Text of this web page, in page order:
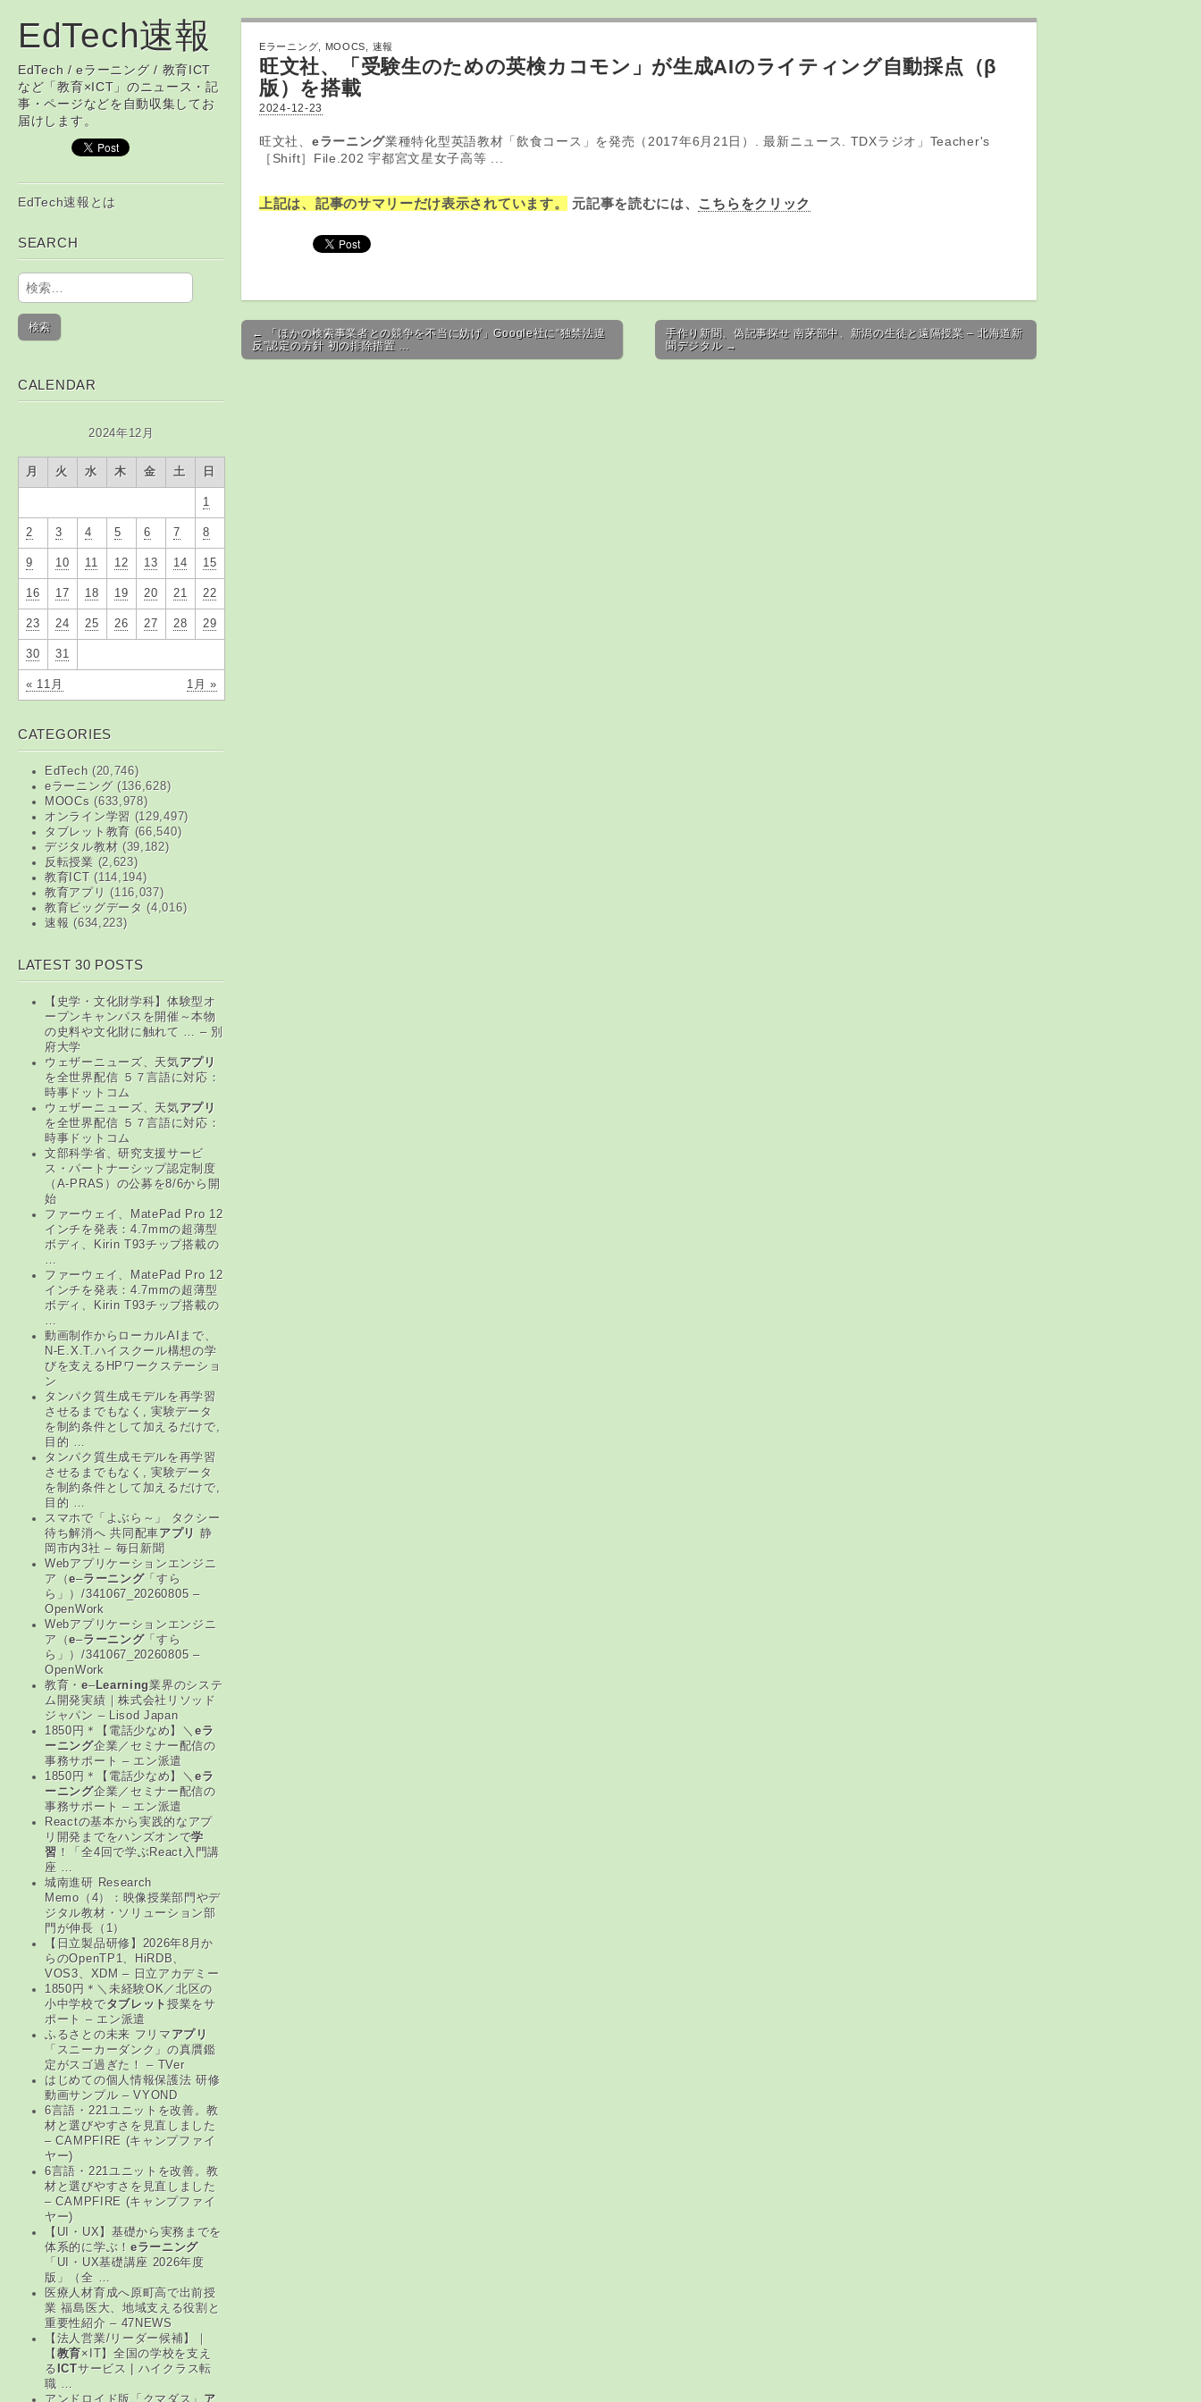
EdTech速報
EdTech / eラーニング / 教育ICT
など「教育×ICT」のニュース・記
事・ページなどを自動収集してお
届けします。
Skip to content
EdTech速報とは
SEARCH
検索:
CALENDAR
2024年12月
月 火 水 木 金 土 日
« 11月 1月 »
1
2 3 4 5 6 7 8
9 10 11 12 13 14 15
16 17 18 19 20 21 22
23 24 25 26 27 28 29
30 31
CATEGORIES
EdTech (20,746)
eラーニング(136,628)
MOOCs (633,978)
オンライン学習 (129,497)
タブレット教育 (66,540)
デジタル教材(39,182)
反転授業 (2,623)
教育ICT(114,194)
教育アプリ (116,037)
教育ビッグデータ (4,016)
速報 (634,223)
LATEST 30 POSTS
【史学・文化財学科】体験型オ
ープンキャンパスを開催～本物
の史料や文化財に触れて … – 別
府大学
ウェザーニューズ、天気アプリ
を全世界配信 ５７言語に対応：
時事ドットコム
ウェザーニューズ、天気アプリ
を全世界配信 ５７言語に対応：
時事ドットコム
文部科学省、研究支援サービ
ス・パートナーシップ認定制度
（A-PRAS）の公募を8/6から開
始
ファーウェイ、MatePad Pro 12
インチを発表：4.7mmの超薄型
ボディ、Kirin T93チップ搭載の
…
ファーウェイ、MatePad Pro 12
インチを発表：4.7mmの超薄型
ボディ、Kirin T93チップ搭載の
…
動画制作からローカルAIまで、
N-E.X.T.ハイスクール構想の学
びを支えるHPワークステーショ
ン
タンパク質生成モデルを再学習
させるまでもなく, 実験データ
を制約条件として加えるだけで,
目的 …
タンパク質生成モデルを再学習
させるまでもなく, 実験データ
を制約条件として加えるだけで,
目的 …
スマホで「よぶら～」 タクシー
待ち解消へ 共同配車アプリ 静
岡市内3社 – 毎日新聞
Webアプリケーションエンジニ
ア（e–ラーニング「すら
ら」）/341067_20260805 –
OpenWork
Webアプリケーションエンジニ
ア（e–ラーニング「すら
ら」）/341067_20260805 –
OpenWork
教育・e–Learning業界のシステ
ム開発実績｜株式会社リソッド
ジャパン – Lisod Japan
1850円＊【電話少なめ】＼ eラ
ーニング企業／セミナー配信の
事務サポート – エン派遣
1850円＊【電話少なめ】＼ eラ
ーニング企業／セミナー配信の
事務サポート – エン派遣
Reactの基本から実践的なアプ
リ開発までをハンズオンで学
習 ！「全4回で学ぶReact入門講
座 …
城南進研 Research
Memo（4）：映像授業部門やデ
ジタル教材・ソリューション部
門が伸長（1）
【日立製品研修】2026年8月か
らのOpenTP1、HiRDB、
VOS3、XDM – 日立アカデミー
1850円＊＼未経験OK／北区の
小中学校でタブレット 授業をサ
ポート – エン派遣
ふるさとの未来 フリマアプリ
「スニーカーダンク」の真贋鑑
定がスゴ過ぎた！ – TVer
はじめての個人情報保護法 研修
動画サンプル – VYOND
6言語・221ユニットを改善。教
材と選びやすさを見直しました
– CAMPFIRE (キャンプファイ
ヤー)
6言語・221ユニットを改善。教
材と選びやすさを見直しました
– CAMPFIRE (キャンプファイ
ヤー)
【UI・UX】基礎から実務までを
体系的に学ぶ！ eラーニング
「UI・UX基礎講座 2026年度
版」（全 …
医療人材育成へ原町高で出前授
業 福島医大、地域支える役割と
重要性紹介 – 47NEWS
【法人営業/リーダー候補】｜
【教育×IT】全国の学校を支え
る ICTサービス | ハイクラス転
職 …
アンドロイド版「クマダス」 ア
Eラーニング MOOCS 速報
旺文社、「受験生のための英検カコモン」が生成AIのライティング自動採点（β
版）を搭載
2024-12-23
旺文社、 eラーニング業種特化型英語教材「飲食コース」を発売（2017年6月21日）. 最新ニュース. TDXラジオ」Teacher's
［Shift］File.202 宇都宮文星女子高等 ...
上記は、記事のサマリーだけ表示されています。 元記事を読むには、 こちらをクリック
Post navigation
← 「ほかの検索事業者との競争を不当に妨げ」Google社に“独禁法違
反”認定の方針 初の排除措置 …
手作り新聞、偽記事探せ 南茅部中、新潟の生徒と遠隔授業 – 北海道新
聞デジタル →